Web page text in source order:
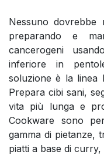
Nessuno
preparando e
cancerogeni
inferiore in
soluzione è la linea
Prepara cibi sani,
vita più lunga e
Cookware sono
gamma di pietanze,
piatti a base di